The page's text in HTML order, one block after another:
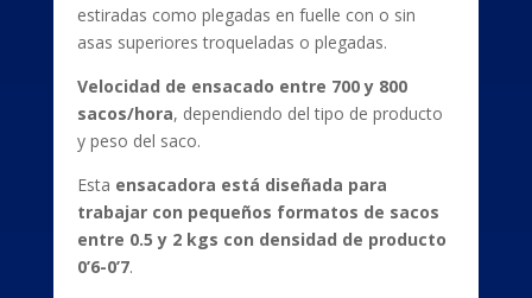
estiradas como plegadas en fuelle con o sin
asas superiores troqueladas o plegadas.
Velocidad de ensacado entre 700 y 800
sacos/hora, dependiendo del tipo de producto
y peso del saco.
Esta ensacadora está diseñada para
trabajar con pequeños formatos de sacos
entre 0.5 y 2 kgs con densidad de producto
0’6-0’7.